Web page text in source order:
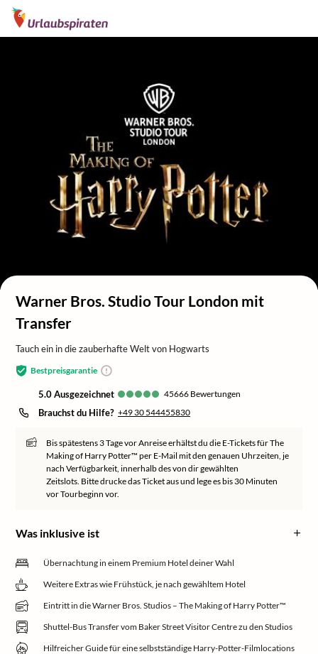
Warner Bros. Studio Tour London mit
Transfer
Tauch ein in die zauberhafte Welt von Hogwarts
Bestpreisgarantie
5.0 ausgezeichnet 45666 Bewertungen
Brauchst du Hilfe? +49 30 544455830
Bis spätestens 3 Tage vor Anreise erhältst du die E-Tickets für The
Making of Harry Potter™ per E-Mail mit den genauen Uhrzeiten, je
nach Verfügbarkeit, innerhalb des von dir gewählten
Zeitslots. Bitte drucke das Ticket aus und lege es bis 30 Minuten
vor Tourbeginn vor.
Was inklusive ist
Übernachtung in einem Premium Hotel deiner Wahl
Weitere Extras wie Frühstück, je nach gewähltem Hotel
Eintritt in die Warner Bros. Studios – The Making of Harry Potter™
Shuttel-Bus Transfer vom Baker Street Visitor Centre zu den Studios
Hilfreicher Guide für eine selbstständige Harry-Potter-Filmlocations